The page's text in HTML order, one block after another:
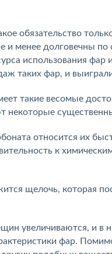
обязательство
и менее долговечны
использования
таких фар, и
такие весомые
некоторые
относится их
к
щелочь, которая
увеличиваются, и в
фар.